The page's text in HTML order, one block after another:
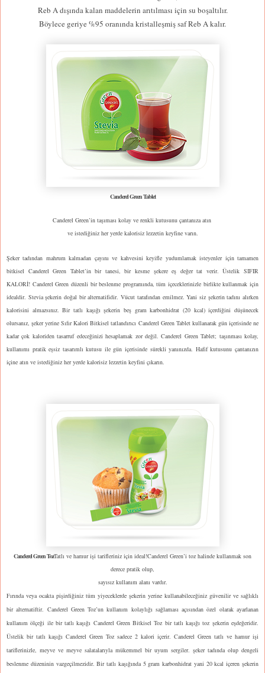
Reb A dışında kalan maddelerin arıtılması için su boşaltılır.
Böylece geriye %95 oranında kristalleşmiş saf Reb A kalır.
Canderel Green Tablet
Canderel Green’in taşıması kolay ve renkli kutusunu çantanıza atın
ve istediğiniz her yerde kalorisiz lezzetin keyfine varın.
Şeker tadından mahrum kalmadan çayını ve kahvesini keyifle yudumlamak isteyenler için tamamen
bitkisel Canderel Green Tablet’in bir tanesi, bir kesme şekere eş değer tat verir. Üstelik SIFIR
KALORİ! Canderel Green düzenli bir beslenme programında, tüm içeceklerinizle birlikte kullanmak için
idealdir. Stevia şekerin doğal bir alternatifidir. Vücut tarafından emilmez. Yani siz şekerin tadını alırken
kalorisini almazsınız. Bir tatlı kaşığı şekerin beş gram karbonhidrat (20 kcal) içerdiğini düşünecek
olursanız, şeker yerine Sıfır Kalori Bitkisel tatlandırıcı Canderel Green Tablet kullanarak gün içerisinde ne
kadar çok kaloriden tasarruf edeceğinizi hesaplamak zor değil.Canderel Green Tablet; taşınması kolay,
kullanımı pratik eşsiz tasarımlı kutusu ile gün içerisinde sürekli yanınızda. Hafif kutusunu çantanızın
içine atın ve istediğiniz her yerde kalorisiz lezzetin keyfini çıkarın.
Canderel Green TozTatlı ve hamur işi tarifleriniz için ideal!Canderel Green’i toz halinde kullanmak son
derece pratik olup,
sayısız kullanım alanı vardır.
Fırında veya ocakta pişirdiğiniz tüm yiyeceklerde şekerin yerine kullanabileceğiniz güvenilir ve sağlıklı
bir alternatiftir. Canderel Green Toz’un kullanım kolaylığı sağlaması açısından özel olarak ayarlanan
kullanım ölçeği ile bir tatlı kaşığı Canderel Green Bitkisel Toz bir tatlı kaşığı toz şekerin eşdeğeridir.
Üstelik bir tatlı kaşığı Canderel Green Toz sadece 2 kalori içerir. Canderel Green tatlı ve hamur işi
tariflerinizle, meyve ve meyve salatalarıyla mükemmel bir uyum sergiler. şeker tadında olup dengeli
beslenme düzeninin vazgeçilmezidir. Bir tatlı kaşığında 5 gram karbonhidrat yani 20 kcal içeren şekerin